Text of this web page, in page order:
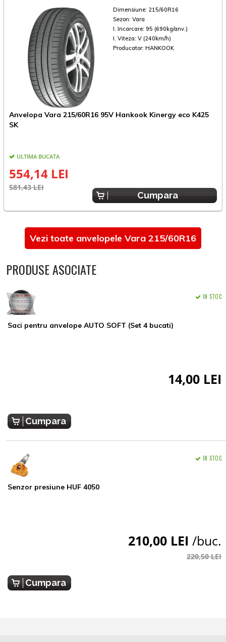
Dimensiune: 215/60R16
Sezon: Vara
I. Incarcare: 95 (690kg/anv.)
I. Viteza: V (240km/h)
Producator: HANKOOK
Anvelopa Vara 215/60R16 95V Hankook Kinergy eco K425
SK
ULTIMA BUCATA
554,14 LEI
581,43 LEI
Cumpara
Vezi toate anvelopele Vara 215/60R16
PRODUSE ASOCIATE
Saci pentru anvelope AUTO SOFT (Set 4 bucati)
IN STOC
14,00 LEI
Cumpara
Senzor presiune HUF 4050
IN STOC
210,00 LEI /buc.
220,50 LEI
Cumpara